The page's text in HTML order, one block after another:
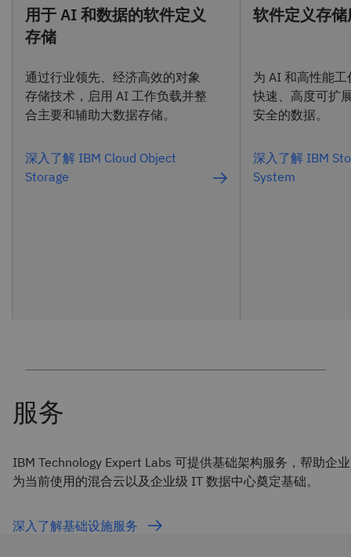
用于 AI 和数据的软件定义
存储
通过行业领先、经济高效的对象
存储技术，启用 AI 工作负载并整
合主要和辅助大数据存储。
深入了解 IBM Cloud Object
Storage
软件定义存
为 AI 和高性能
快速、高度可扩
安全的数据。
深入了解 IBM
System
IBM Technology Expert Labs 可提供基础架构服务，帮助企业
为当前使用的混合云以及企业级 IT 数据中心奠定基础。
深入了解基础设施服务